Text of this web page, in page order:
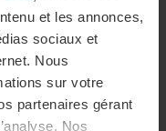
et les annonces,
sociaux et
Nous
sur votre
partenaires gérant
Nos